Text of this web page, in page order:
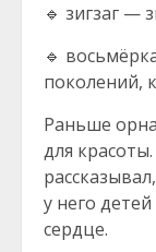
🔹 зигзаг —
🔹
поколений,
Раньше
для
у него
сердце.